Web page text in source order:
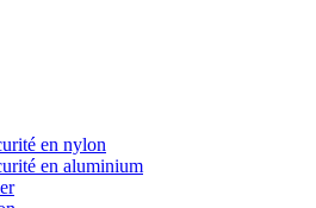
en nylon
en aluminium